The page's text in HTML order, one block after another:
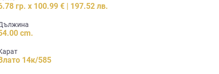
гр. x 100.99 € | 197.52 лв.
cm.
14к/585